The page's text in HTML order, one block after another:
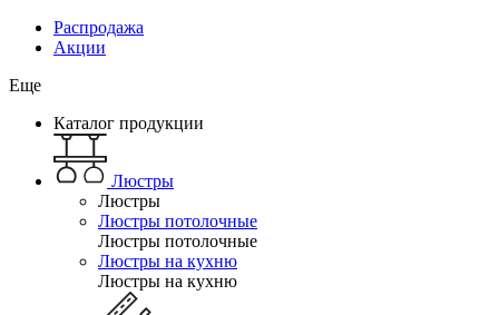
Распродажа
Акции
Еще
Каталог продукции
Люстры
Люстры
Люстры потолочные
Люстры потолочные
Люстры на кухню
Люстры на кухню